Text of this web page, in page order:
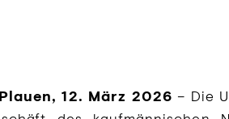
12. März 2026 – Die